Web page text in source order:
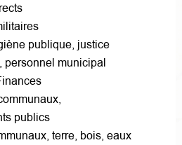
publique, justice
personnel municipal
publics
terre, bois, eaux